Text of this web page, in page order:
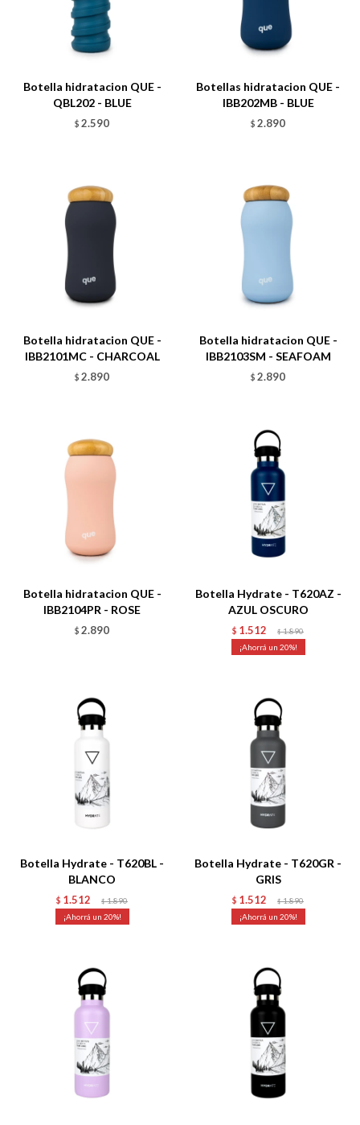
Botella hidratacion QUE -
QBL202 - BLUE
$ 2.590
Botellas hidratacion QUE -
IBB202MB - BLUE
$ 2.890
Botella hidratacion QUE -
IBB2101MC - CHARCOAL
$ 2.890
Botella hidratacion QUE -
IBB2103SM - SEAFOAM
$ 2.890
Botella hidratacion QUE -
IBB2104PR - ROSE
$ 2.890
Botella Hydrate - T620AZ -
AZUL OSCURO
$ 1.512 $ 1.890
20
Botella Hydrate - T620BL -
BLANCO
$ 1.512 $ 1.890
20
Botella Hydrate - T620GR -
GRIS
$ 1.512 $ 1.890
20